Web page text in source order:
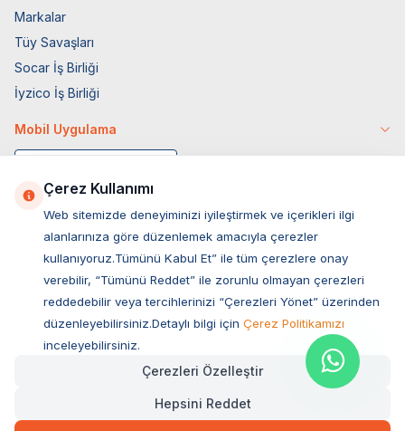
Markalar
Tüy Savaşları
Socar İş Birliği
İyzico İş Birliği
Mobil Uygulama
Müşteri Hizmetleri
Sıkça Sorulan Sorular
Ovacık Mah. Hacıoğlu Sok. No:13 Başiskele / KOCAELİ
Çerez Kullanımı
Web sitemizde deneyiminizi iyileştirmek ve içerikleri ilgi
alanlarınıza göre düzenlemek amacıyla çerezler
kullanıyoruz.Tümünü Kabul Et” ile tüm çerezlere onay
verebilir, “Tümünü Reddet” ile zorunlu olmayan çerezleri
reddedebilir veya tercihlerinizi “Çerezleri Yönet” üzerinden
düzenleyebilirsiniz.Detaylı bilgi için Çerez Politikamızı
inceleyebilirsiniz.
Çerezleri Özelleştir
Hepsini Reddet